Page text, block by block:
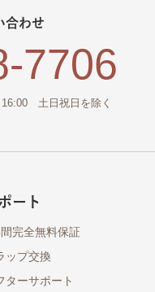
合わせ
7706
土日祝日を除く
ート
完全無料保証
ップ交換
ターサポート